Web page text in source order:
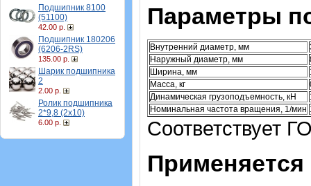
Подшипник 8100
(51100)
42.00 р.
Подшипник 180206
(6206-2RS)
135.00 р.
Шарик подшипника
2
2.00 р.
Ролик подшипника
2*9,8 (2х10)
6.00 р.
Параметры
Внутренний диаметр, мм
Наружный диаметр, мм
Ширина, мм
Масса, кг
Динамическая грузоподъемность, кН
Номинальная частота вращения, 1/мин
Соответствует